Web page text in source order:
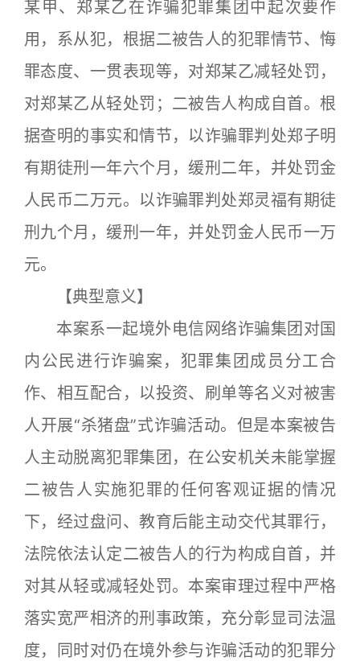
某甲、郑某乙在诈骗犯罪集团中起次要作
用，系从犯，根据二被告人的犯罪情节、悔
罪态度、一贯表现等，对郑某乙减轻处罚，
对郑某乙从轻处罚；二被告人构成自首。根
据查明的事实和情节，以诈骗罪判处郑子明
有期徒刑一年六个月，缓刑二年，并处罚金
人民币二万元。以诈骗罪判处郑灵福有期徒
刑九个月，缓刑一年，并处罚金人民币一万
元。
【典型意义】
本案系一起境外电信网络诈骗集团对国
内公民进行诈骗案，犯罪集团成员分工合
作、相互配合，以投资、刷单等名义对被害
人开展“杀猪盘”式诈骗活动。但是本案被告
人主动脱离犯罪集团，在公安机关未能掌握
二被告人实施犯罪的任何客观证据的情况
下，经过盘问、教育后能主动交代其罪行，
法院依法认定二被告人的行为构成自首，并
对其从轻或减轻处罚。本案审理过程中严格
落实宽严相济的刑事政策，充分彰显司法温
度，同时对仍在境外参与诈骗活动的犯罪分